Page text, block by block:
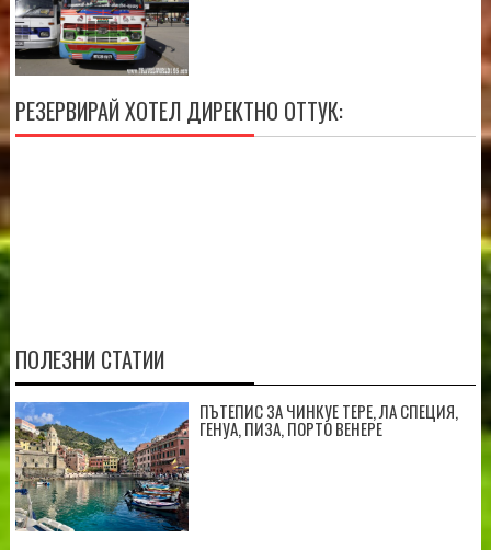
РЕЗЕРВИРАЙ ХОТЕЛ ДИРЕКТНО ОТТУК:
ПОЛЕЗНИ СТАТИИ
ПЪТЕПИС ЗА ЧИНКУЕ ТЕРЕ, ЛА СПЕЦИЯ,
ГЕНУА, ПИЗА, ПОРТО ВЕНЕРЕ